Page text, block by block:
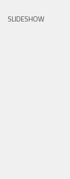
SLIDESHOW